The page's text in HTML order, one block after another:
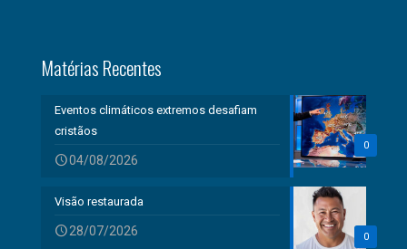
Matérias Recentes
0
Eventos climáticos extremos desafiam
cristãos
04/08/2026
0
Visão restaurada
28/07/2026